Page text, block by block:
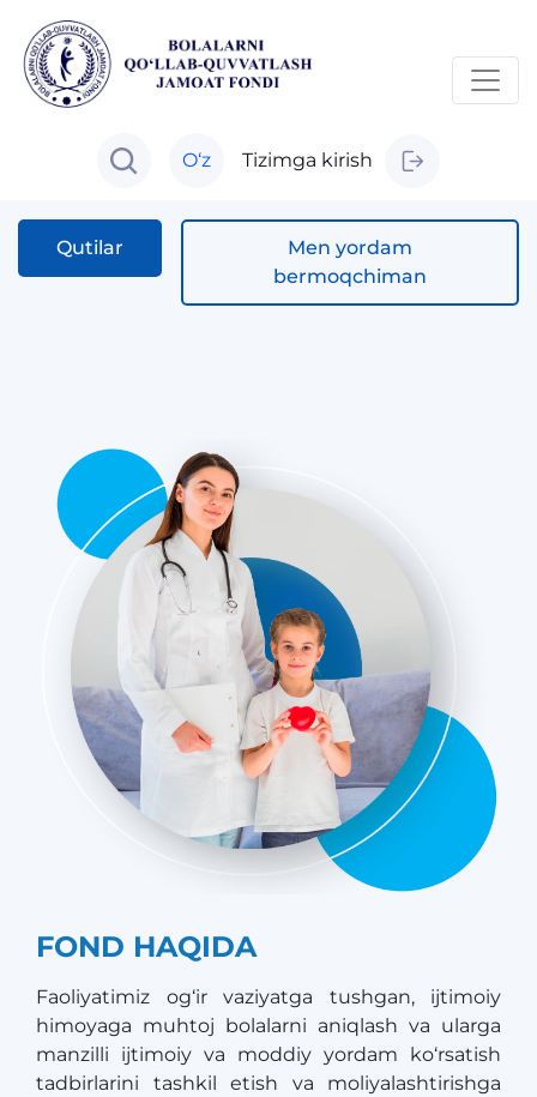
O‘z Tizimga kirish
Qutilar
Men yordam
bermoqchiman
FOND HAQIDA
Faoliyatimiz og‘ir vaziyatga tushgan, ijtimoiy
himoyaga muhtoj bolalarni aniqlash va ularga
manzilli ijtimoiy va moddiy yordam ko‘rsatish
tadbirlarini tashkil etish va moliyalashtirishga